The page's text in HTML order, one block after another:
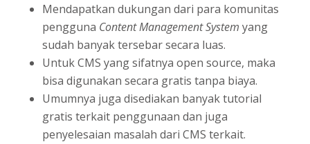
Mendapatkan dukungan dari para komunitas
pengguna Content Management System yang
sudah banyak tersebar secara luas.
Untuk CMS yang sifatnya open source, maka
bisa digunakan secara gratis tanpa biaya.
Umumnya juga disediakan banyak tutorial
gratis terkait penggunaan dan juga
penyelesaian masalah dari CMS terkait.